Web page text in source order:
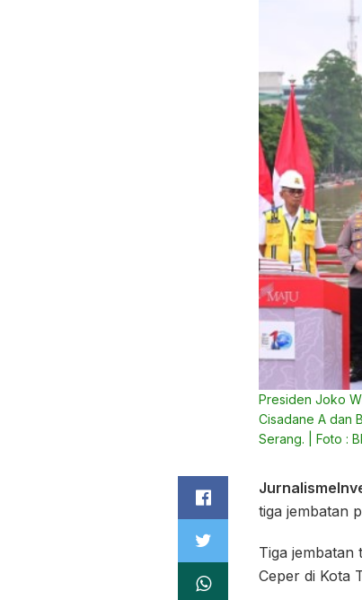
Presiden Joko
Cisadane A dan
Serang. | Foto :
tiga jembatan
Tiga jembatan
Ceper di Kota